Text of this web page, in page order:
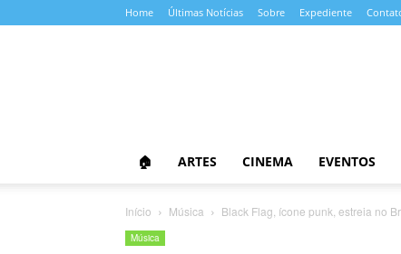
Home Últimas Notícias Sobre Expediente
🏠 ARTES CINEMA EVENTOS
Início Música Black Flag, ícone punk, estreia no
Música